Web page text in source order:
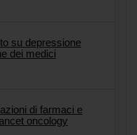
su depressione
dei medici
di farmaci e
oncology